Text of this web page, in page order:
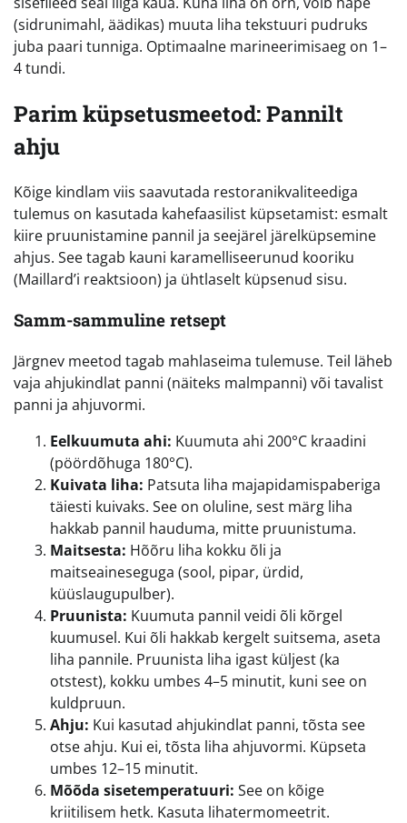
(sidrunimahl, äädikas) muuta liha tekstuuri pudruks
juba paari tunniga. Optimaalne marineerimisaeg on 1–
4 tundi.
Parim küpsetusmeetod: Pannilt
ahju
Kõige kindlam viis saavutada restoranikvaliteediga
tulemus on kasutada kahefaasilist küpsetamist: esmalt
kiire pruunistamine pannil ja seejärel järelküpsemine
ahjus. See tagab kauni karamelliseerunud kooriku
(Maillard’i reaktsioon) ja ühtlaselt küpsenud sisu.
Samm-sammuline retsept
Järgnev meetod tagab mahlaseima tulemuse. Teil läheb
vaja ahjukindlat panni (näiteks malmpanni) või tavalist
panni ja ahjuvormi.
Eelkuumuta ahi: Kuumuta ahi 200°C kraadini
(pöördõhuga 180°C).
Kuivata liha: Patsuta liha majapidamispaberiga
täiesti kuivaks. See on oluline, sest märg liha
hakkab pannil hauduma, mitte pruunistuma.
Maitsesta: Hõõru liha kokku õli ja
maitseaineseguga (sool, pipar, ürdid,
küüslaugupulber).
Pruunista: Kuumuta pannil veidi õli kõrgel
kuumusel. Kui õli hakkab kergelt suitsema, aseta
liha pannile. Pruunista liha igast küljest (ka
otstest), kokku umbes 4–5 minutit, kuni see on
kuldpruun.
Ahju: Kui kasutad ahjukindlat panni, tõsta see
otse ahju. Kui ei, tõsta liha ahjuvormi. Küpseta
umbes 12–15 minutit.
Mõõda sisetemperatuuri: See on kõige
kriitilisem hetk. Kasuta lihatermomeetrit.